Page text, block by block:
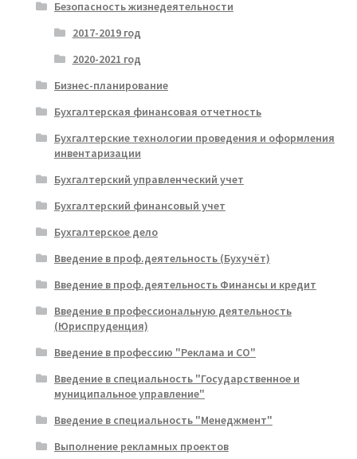
Безопасность жизнедеятельности
2017-2019 год
2020-2021 год
Бизнес-планирование
Бухгалтерская финансовая отчетность
Бухгалтерские технологии проведения и оформления
инвентаризации
Бухгалтерский управленческий учет
Бухгалтерский финансовый учет
Бухгалтерское дело
Введение в проф.деятельность (Бухучёт)
Введение в проф.деятельность Финансы и кредит
Введение в профессиональную деятельность
(Юриспруденция)
Введение в профессию "Реклама и СО"
Введение в специальность "Государственное и
муниципальное управление"
Введение в специальность "Менеджмент"
Выполнение рекламных проектов